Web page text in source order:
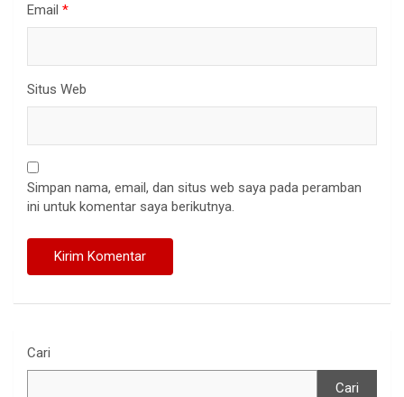
Email *
Situs Web
Simpan nama, email, dan situs web saya pada peramban
ini untuk komentar saya berikutnya.
Cari
Cari